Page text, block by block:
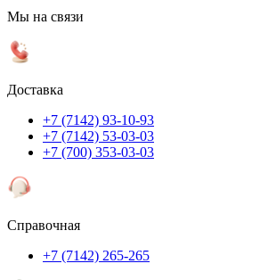
Мы на связи
Доставка
+7 (7142) 93-10-93
+7 (7142) 53-03-03
+7 (700) 353-03-03
Справочная
+7 (7142) 265-265